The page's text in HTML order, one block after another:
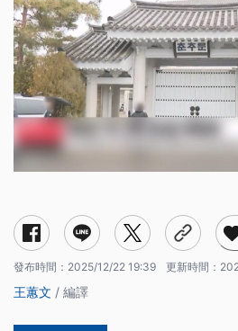
發布時間： 2025/12/22 19:39 更新時間：
王蕙文 / 編譯